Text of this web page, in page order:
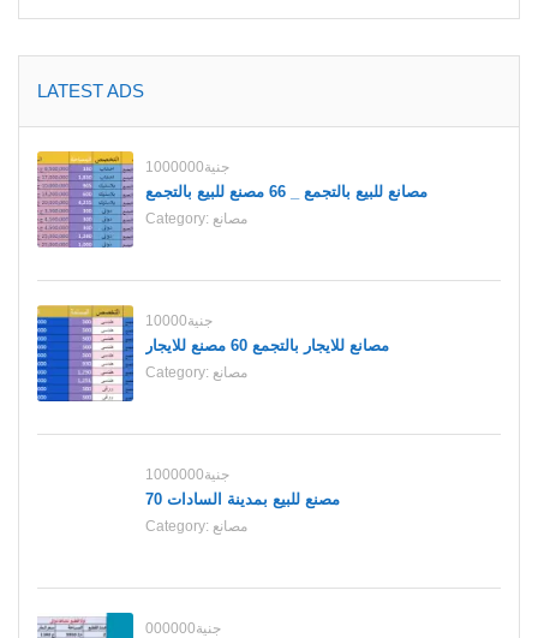
LATEST ADS
1000000جنية
مصانع للبيع بالتجمع _ 66 مصنع للبيع بالتجمع
Category: مصانع
10000جنية
مصانع للايجار بالتجمع 60 مصنع للايجار
Category: مصانع
1000000جنية
70 مصنع للبيع بمدينة السادات
Category: مصانع
000000جنية